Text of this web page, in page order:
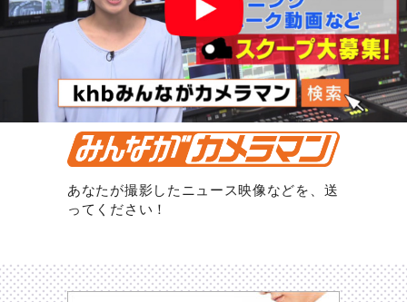
あなたが撮影したニュース映像などを、送
ってください！